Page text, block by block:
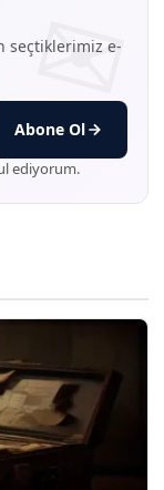
seçtiklerimiz e-
Abone Ol
ediyorum.